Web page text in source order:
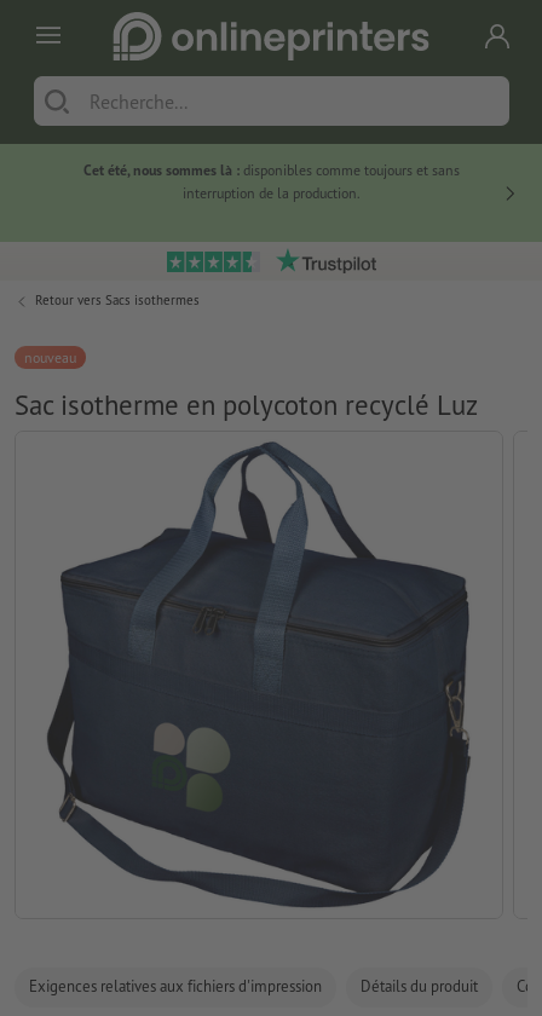
Cet été, nous sommes là :disponibles comme toujours et sans
interruption de la production.
Retour vers Sacs isothermes
nouveau
Sac isotherme en polycoton recyclé Luz
Exigences relatives aux fichiers d'impression Détails du produit